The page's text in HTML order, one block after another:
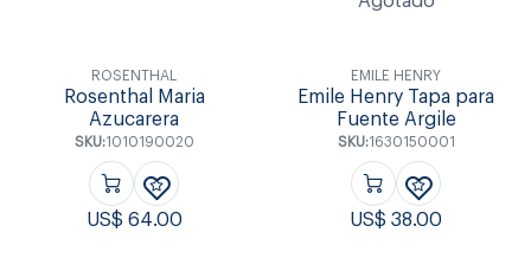
ROSENTHAL
Rosenthal Maria
Azucarera
SKU:1010190020
US$ 64.00
EMILE HENRY
Emile Henry Tapa para
Fuente Argile
SKU:1630150001
US$38.00